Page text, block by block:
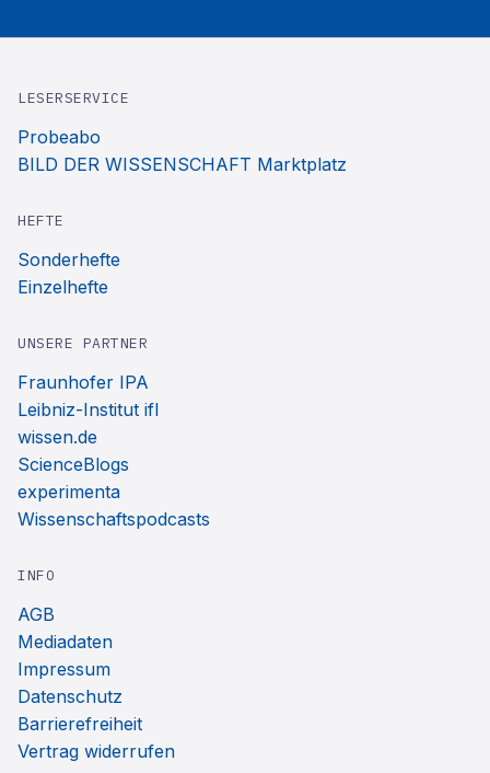
LESERSERVICE
Probeabo
BILD DER WISSENSCHAFT Marktplatz
HEFTE
Sonderhefte
Einzelhefte
UNSERE PARTNER
Fraunhofer IPA
Leibniz-Institut ifl
wissen.de
ScienceBlogs
experimenta
Wissenschaftspodcasts
INFO
AGB
Mediadaten
Impressum
Datenschutz
Barrierefreiheit
Vertrag widerrufen